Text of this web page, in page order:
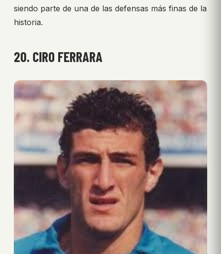
siendo parte de una de las defensas más finas de la
historia.
20. CIRO FERRARA